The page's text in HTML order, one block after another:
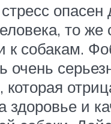
опасен
то же
к собакам.
очень
здоровье и